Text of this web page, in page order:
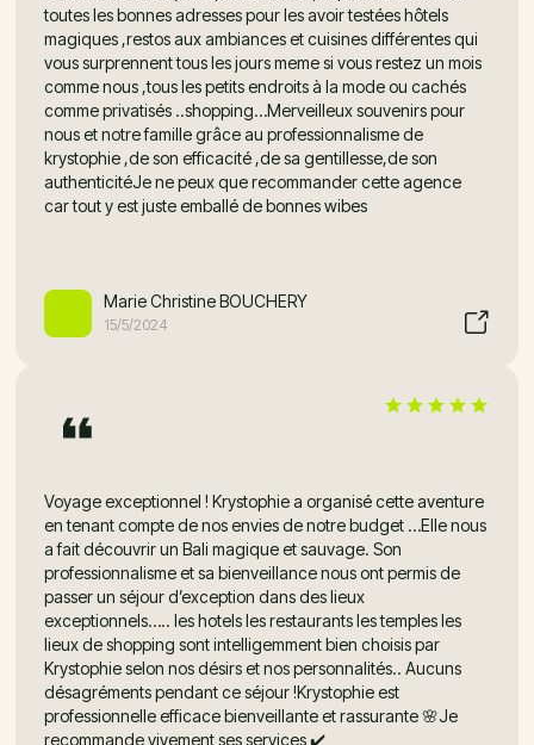
toutes les bonnes adresses pour les avoir testées hôtels
magiques ,restos aux ambiances et cuisines différentes qui
vous surprennent tous les jours meme si vous restez un mois
comme nous ,tous les petits endroits à la mode ou cachés
comme privatisés ..shopping…Merveilleux souvenirs pour
nous et notre famille grâce au professionnalisme de
krystophie ,de son efficacité ,de sa gentillesse,de son
authenticitéJe ne peux que recommander cette agence
car tout y est juste emballé de bonnes wibes
Marie Christine BOUCHERY
15/5/2024
Voyage exceptionnel ! Krystophie a organisé cette aventure
en tenant compte de nos envies de notre budget …Elle nous
a fait découvrir un Bali magique et sauvage. Son
professionnalisme et sa bienveillance nous ont permis de
passer un séjour d’exception dans des lieux
exceptionnels….. les hotels les restaurants les temples les
lieux de shopping sont intelligemment bien choisis par
Krystophie selon nos désirs et nos personnalités.. Aucuns
désagréments pendant ce séjour !Krystophie est
professionnelle efficace bienveillante et rassurante 🌸Je
recommande vivement ses services ✔️